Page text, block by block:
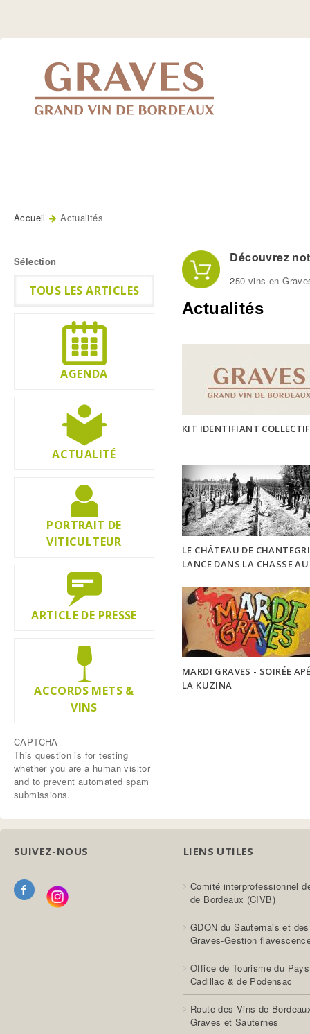
Jump
Accueil Actualités
Découvrez
250 vins en
Actualités
KIT IDENTIFIANT COLLECTIF
LE CHÂTEAU DE
LANCE DANS LA CHASSE AU
04 mar
MARDI GRAVES - SOIRÉE
LA KUZINA
Sélection
TOUS LES ARTICLES
AGENDA
ACTUALITÉ
PORTRAIT DE
VITICULTEUR
ARTICLE DE PRESSE
ACCORDS METS &
VINS
CAPTCHA
This question is for testing
whether you are a human visitor
and to prevent automated spam
submissions.
SUIVEZ-NOUS LIENS UTILES
Comité interprofessionnel
de Bordeaux (CIVB)
GDON du Sauternais et des
Graves-Gestion
Office de Tourisme du
Cadillac & de Podensac
Route des Vins de
Graves et Sauternes